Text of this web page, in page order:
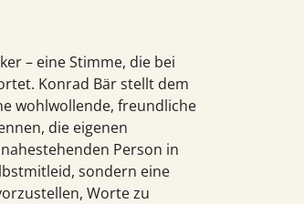
– eine Stimme, die bei
Konrad Bär stellt dem
wohlwollende, freundliche
die eigenen
Person in
sondern eine
Worte zu